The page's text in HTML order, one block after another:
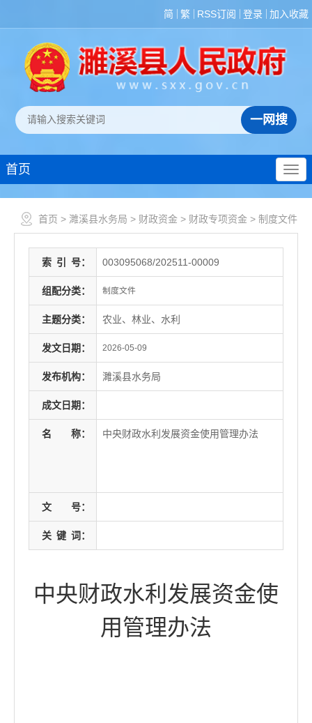
简 繁 RSS订阅 登录 加入收藏
首页
首页 > 濉溪县水务局 > 财政资金 > 财政专项资金 > 制度文件
索 引 号： 003095068/202511-00009
组配分类： 制度文件
主题分类： 农业、林业、水利
发文日期： 2026-05-09
发布机构： 濉溪县水务局
成文日期：
名 称： 中央财政水利发展资金使用管理办法
文 号：
关 键 词：
中央财政水利发展资金使
用管理办法